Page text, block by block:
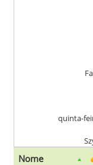
quinta-
Nome